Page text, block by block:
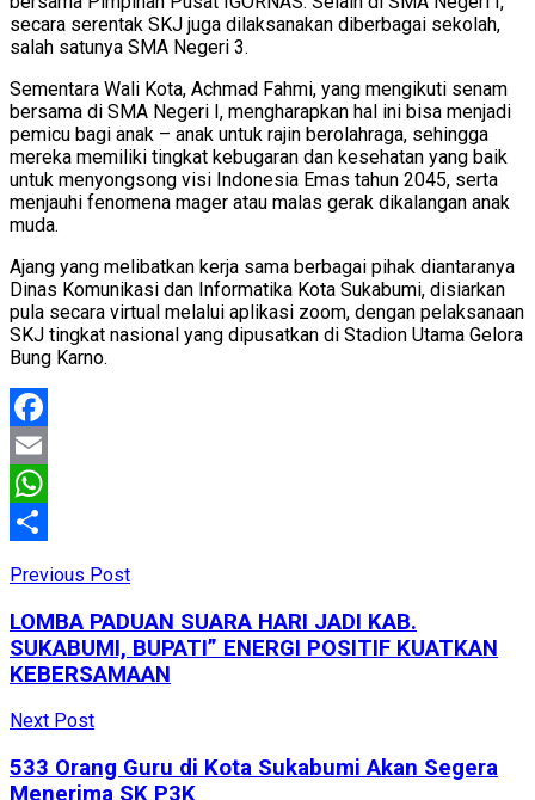
secara serentak SKJ juga dilaksanakan diberbagai sekolah,
salah satunya SMA Negeri 3.
Sementara Wali Kota, Achmad Fahmi, yang mengikuti senam
bersama di SMA Negeri I, mengharapkan hal ini bisa menjadi
pemicu bagi anak – anak untuk rajin berolahraga, sehingga
mereka memiliki tingkat kebugaran dan kesehatan yang baik
untuk menyongsong visi Indonesia Emas tahun 2045, serta
menjauhi fenomena mager atau malas gerak dikalangan anak
muda.
Ajang yang melibatkan kerja sama berbagai pihak diantaranya
Dinas Komunikasi dan Informatika Kota Sukabumi, disiarkan
pula secara virtual melalui aplikasi zoom, dengan pelaksanaan
SKJ tingkat nasional yang dipusatkan di Stadion Utama Gelora
Bung Karno.
Facebook
Email
WhatsApp
Previous Post
LOMBA PADUAN SUARA HARI JADI KAB.
SUKABUMI, BUPATI” ENERGI POSITIF KUATKAN
KEBERSAMAAN
Next Post
533 Orang Guru di Kota Sukabumi Akan Segera
Menerima SK P3K